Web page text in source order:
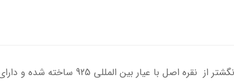
انگشتر نقره مردانه با سنگ عقیق سبز درجه